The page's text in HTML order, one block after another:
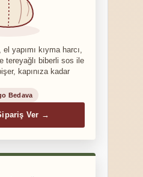
el yapımı kıyma harcı,
tereyağlı biberli sos ile
kapınıza kadar
Bedava
Ver →